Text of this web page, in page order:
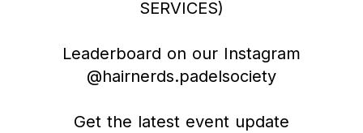
SERVICES)
Leaderboard on our Instagram
@hairnerds.padelsociety
Get the latest event update